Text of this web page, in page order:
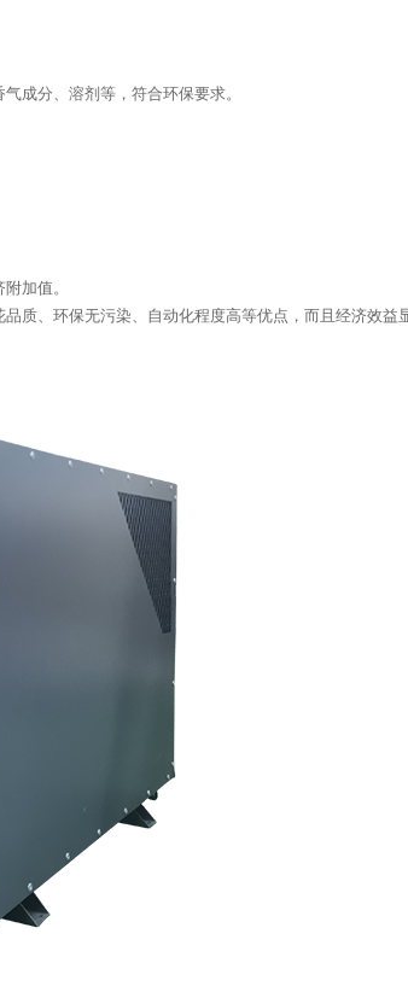
成分、溶剂等，符合环保要求。
加值。
、环保无污染、自动化程度高等优点，而且经济效益